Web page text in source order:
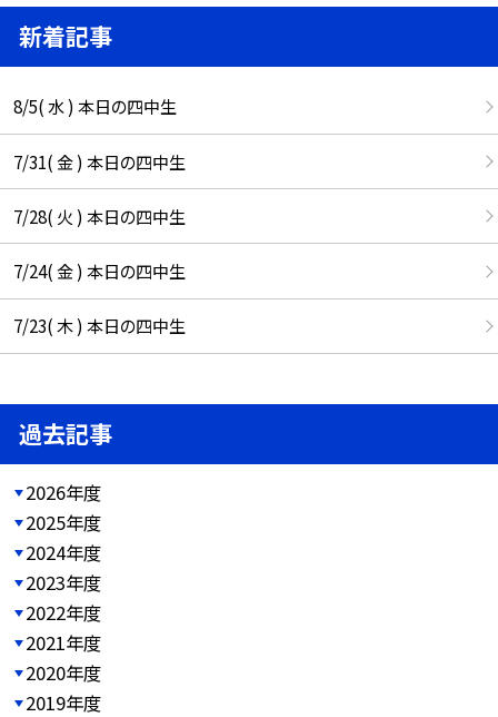
新着記事
8/5( 水 ) 本日の四中生
7/31( 金 ) 本日の四中生
7/28( 火 ) 本日の四中生
7/24( 金 ) 本日の四中生
7/23( 木 ) 本日の四中生
過去記事
2026年度
2025年度
2024年度
2023年度
2022年度
2021年度
2020年度
2019年度